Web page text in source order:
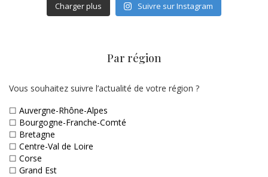
Charger plus Suivre sur Instagram
Par région
Vous souhaitez suivre l’actualité de votre région ?
☐ Auvergne-Rhône-Alpes
☐ Bourgogne-Franche-Comté
☐ Bretagne
☐ Centre-Val de Loire
☐ Corse
☐ Grand Est